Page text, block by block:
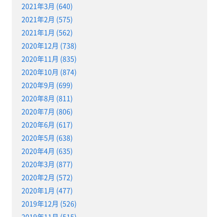
2021年3月 (640)
2021年2月 (575)
2021年1月 (562)
2020年12月 (738)
2020年11月 (835)
2020年10月 (874)
2020年9月 (699)
2020年8月 (811)
2020年7月 (806)
2020年6月 (617)
2020年5月 (638)
2020年4月 (635)
2020年3月 (877)
2020年2月 (572)
2020年1月 (477)
2019年12月 (526)